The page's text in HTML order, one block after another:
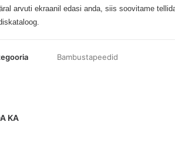
arvuti ekraanil edasi anda, siis soovitame
Bambustapeedid
KA